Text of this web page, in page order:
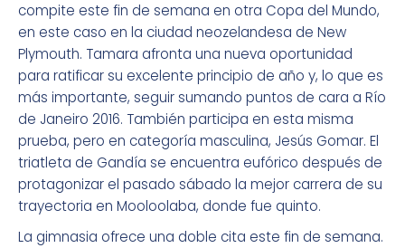
compite este fin de semana en otra Copa del Mundo,
en este caso en la ciudad neozelandesa de New
Plymouth. Tamara afronta una nueva oportunidad
para ratificar su excelente principio de año y, lo que es
más importante, seguir sumando puntos de cara a Río
de Janeiro 2016. También participa en esta misma
prueba, pero en categoría masculina, Jesús Gomar. El
triatleta de Gandía se encuentra eufórico después de
protagonizar el pasado sábado la mejor carrera de su
trayectoria en Mooloolaba, donde fue quinto.
La gimnasia ofrece una doble cita este fin de semana.